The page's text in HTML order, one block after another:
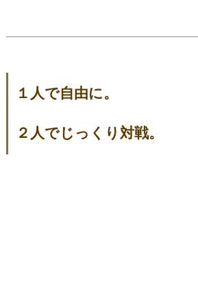
１人で自由に。
２人でじっくり対戦。